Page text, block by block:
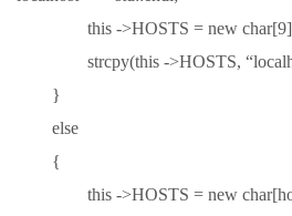
this ->HOSTS = new
strcpy(this ->HOSTS,
}
else
{
this ->HOSTS = new